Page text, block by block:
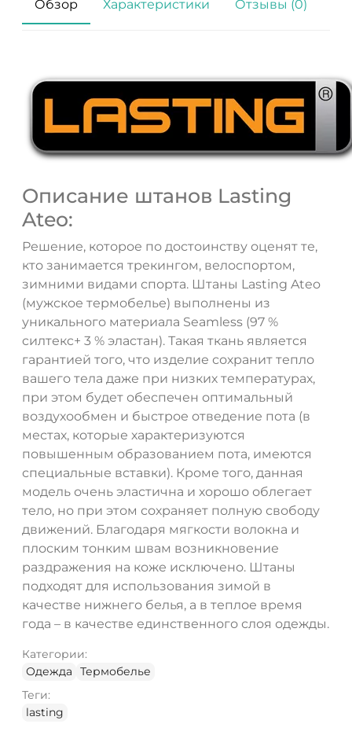
Обзор Характеристики Отзывы (0)
Описание штанов Lasting
Ateo:
Решение, которое по достоинству оценят те,
кто занимается трекингом, велоспортом,
зимними видами спорта. Штаны Lasting Ateo
(мужское термобелье) выполнены из
уникального материала Seamless (97 %
cилтекc+ 3 % элacтан). Такая ткань является
гарантией того, что изделие сохранит тепло
вашего тела даже при низких температурах,
при этом будет обеспечен оптимальный
воздухообмен и быстрое отведение пота (в
местах, которые характеризуются
повышенным образованием пота, имеются
специальные вставки). Кроме того, данная
модель очень эластична и хорошо облегает
тело, но при этом сохраняет полную свободу
движений. Благодаря мягкости волокна и
плоским тонким швам возникновение
раздражения на коже исключено. Штаны
подходят для использования зимой в
качестве нижнего белья, а в теплое время
года – в качестве единственного слоя одежды.
Категории:
Одежда
Термобелье
Теги:
lasting
ДА НЕТ